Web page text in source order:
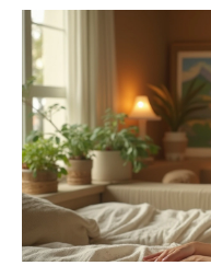
fakta vám pomůžou
pro vás. Čekají vás i
doma.